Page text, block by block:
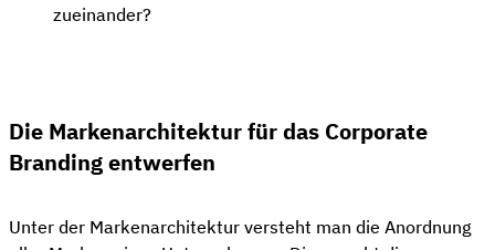
zueinander?
Die Markenarchitektur für das Corporate
Branding entwerfen
Unter der Markenarchitektur versteht man die Anordnung